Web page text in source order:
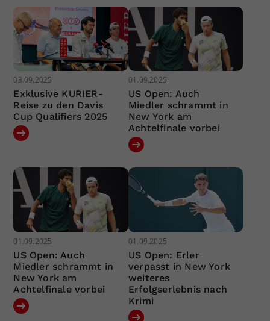
03.09.2025
Exklusive KURIER-
Reise zu den Davis
Cup Qualifiers 2025
01.09.2025
US Open: Auch
Miedler schrammt in
New York am
Achtelfinale vorbei
01.09.2025
US Open: Auch
Miedler schrammt in
New York am
Achtelfinale vorbei
01.09.2025
US Open: Erler
verpasst in New York
weiteres
Erfolgserlebnis nach
Krimi